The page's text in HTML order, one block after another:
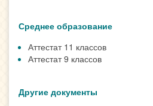
Среднее образование
Аттестат 11 классов
Аттестат 9 классов
Другие документы